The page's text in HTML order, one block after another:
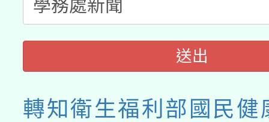
送出
轉知衛生福利部國民健